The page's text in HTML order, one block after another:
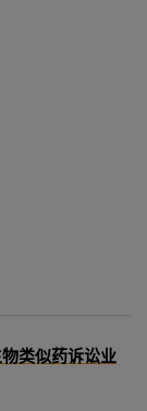
类似药诉讼业